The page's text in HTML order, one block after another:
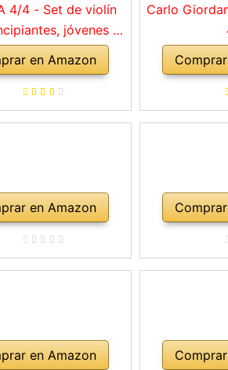
4/4 - Set de violín
jóvenes y
violín macizo con
cuerdas de
soporte para
abeto natural
en Amazon
Carlo
en Amazon
en Amazon